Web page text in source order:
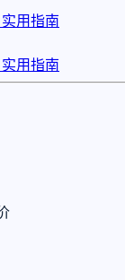
实用指南
实用指南